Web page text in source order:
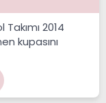
2014
kupasını